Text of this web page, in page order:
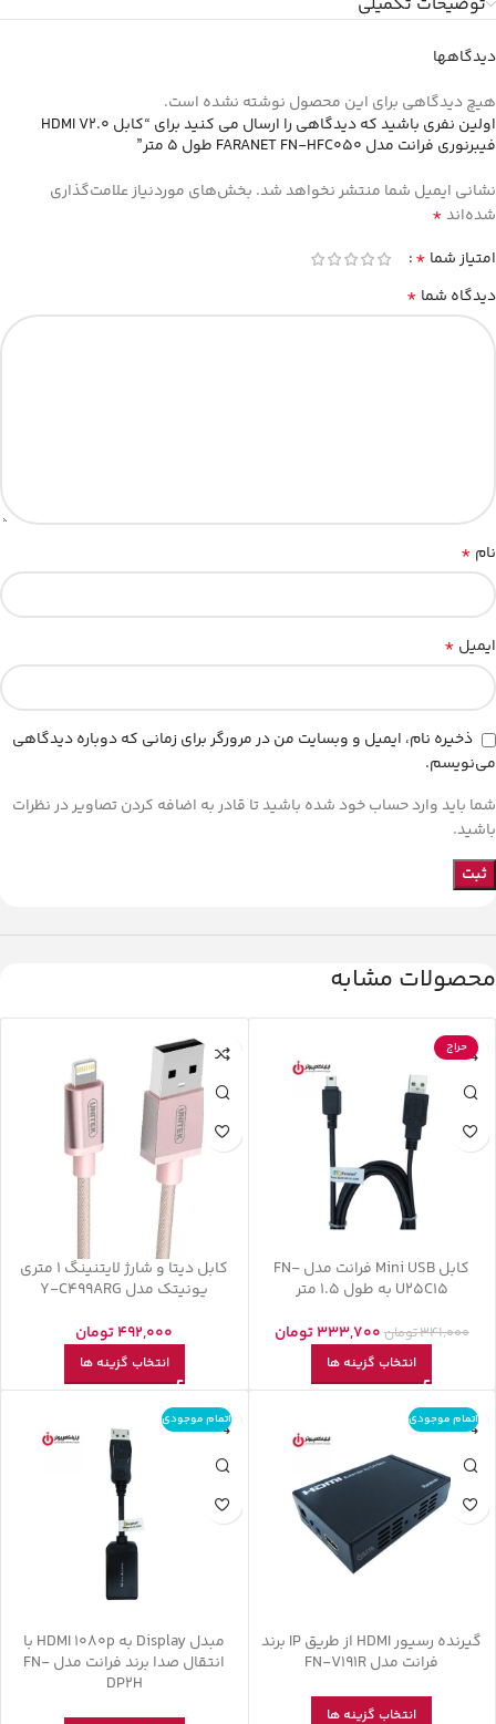
دیدگاهها
هیچ دیدگاهی برای این محصول نوشته نشده است.
اولین نفری باشید که دیدگاهی را ارسال می کنید برای “کابل HDMI V2.0
فیبرنوری فرانت مدل FARANET FN-HFC050 طول 5 متر”
نشانی ایمیل شما منتشر نخواهد شد. بخش‌های موردنیاز علامت‌گذاری
شده‌اند*
امتیاز شما *
دیدگاه شما *
نام *
ایمیل *
ذخیره نام، ایمیل و وبسایت من در مرورگر برای زمانی که دوباره دیدگاهی
می‌نویسم.
شما باید وارد حساب خود شده باشید تا قادر به اضافه کردن تصاویر در نظرات
باشید.
محصولات مشابه
حراج
کابل Mini USB فرانت مدل FN-
U25C15 به طول 1.5 متر
341,000تومان 333,700تومان
انتخاب گزینه ها
کابل دیتا و شارژ لایتنینگ 1 متری
یونیتک مدل Y-C499ARG
492,000تومان
انتخاب گزینه ها
اتمام موجودی
گیرنده رسیور HDMI از طریق IP برند
فرانت مدل FN-V191R
انتخاب گزینه ها
اتمام موجودی
مبدل Display به HDMI 1080p با
انتقال صدا برند فرانت مدل FN-
DP2H